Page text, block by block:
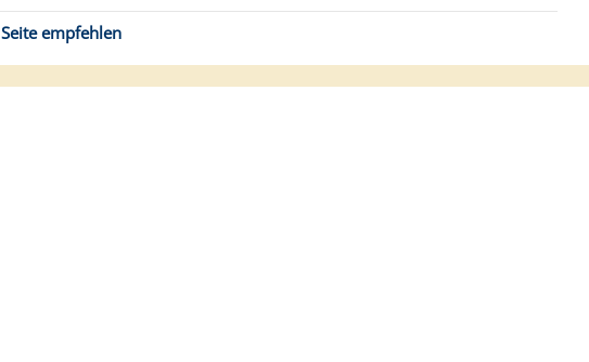
Seite empfehlen